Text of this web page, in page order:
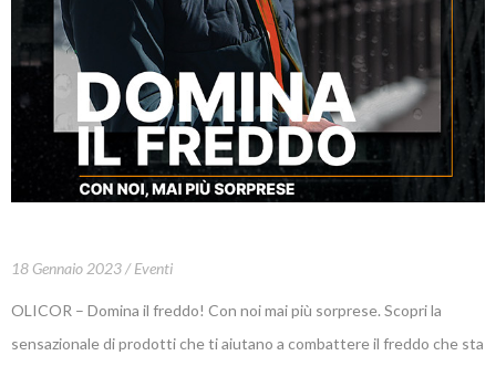
18 Gennaio 2023 Eventi
OLICOR – Domina il freddo! Con noi mai più sorprese. Scopri la
sensazionale di prodotti che ti aiutano a combattere il freddo che sta